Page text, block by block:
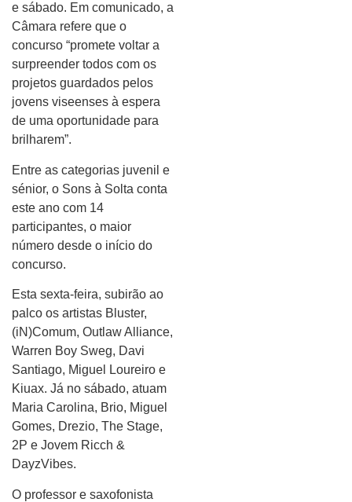
e sábado. Em comunicado, a
Câmara refere que o
concurso “promete voltar a
surpreender todos com os
projetos guardados pelos
jovens viseenses à espera
de uma oportunidade para
brilharem”.
Entre as categorias juvenil e
sénior, o Sons à Solta conta
este ano com 14
participantes, o maior
número desde o início do
concurso.
Esta sexta-feira, subirão ao
palco os artistas Bluster,
(iN)Comum, Outlaw Alliance,
Warren Boy Sweg, Davi
Santiago, Miguel Loureiro e
Kiuax. Já no sábado, atuam
Maria Carolina, Brio, Miguel
Gomes, Drezio, The Stage,
2P e Jovem Ricch &
DayzVibes.
O professor e saxofonista